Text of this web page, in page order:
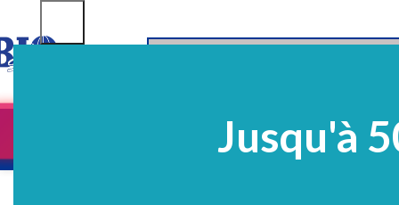
Jusqu'à
EquipementsEQ Médico-Dentaires